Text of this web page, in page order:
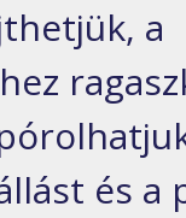
a
és a